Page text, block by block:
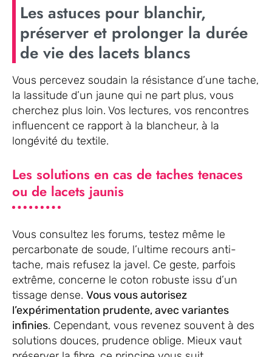
Les astuces pour blanchir,
préserver et prolonger la durée
de vie des lacets blancs
Vous percevez soudain la résistance d’une tache,
la lassitude d’un jaune qui ne part plus, vous
cherchez plus loin. Vos lectures, vos rencontres
influencent ce rapport à la blancheur, à la
longévité du textile.
Les solutions en cas de taches tenaces
ou de lacets jaunis
Vous consultez les forums, testez même le
percarbonate de soude, l’ultime recours anti-
tache, mais refusez la javel. Ce geste, parfois
extrême, concerne le coton robuste issu d’un
tissage dense. Vous vous autorisez
l’expérimentation prudente, avec variantes
infinies. Cependant, vous revenez souvent à des
solutions douces, prudence oblige. Mieux vaut